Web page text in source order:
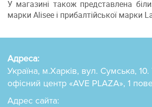
У магазині також представлена
марки Alisee і прибалтійської марки
Адреса:
Україна, м.Харків, вул. Сумська,
офісний центр «AVE PLAZA», 1
Адрес сайта: